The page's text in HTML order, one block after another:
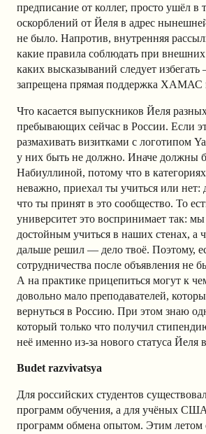
предписание от коллег, просто ушёл в
оскорблений от Йеля в адрес
не было. Напротив, внутренняя
какие правила соблюдать при
каких высказываний следует
запрещена прямая поддержка ХАМАС
Что касается выпускников Йеля
пребывающих сейчас в России. Если
размахивать визитками с логотипом
у них быть не должно. Иначе должны
Набиуллиной, потому что в
неважно, приехал ты учиться или нет:
что ты принят в это сообщество. То
университет это воспринимает так:
достойным учиться в наших стенах, а
дальше решил — дело твоё. Поэтому,
сотрудничества после объявления не
А на практике прицепиться могут к
довольно мало преподавателей,
вернуться в Россию. При этом знаю
который только что получил
неё именно из-за нового статуса Йеля
Budet razvivatsya
Для российских студентов
программ обучения, а для учёных
программ обмена опытом. Этим